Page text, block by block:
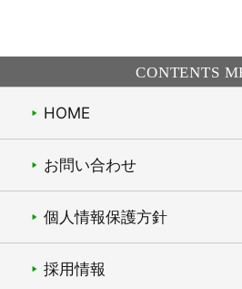
CONTENTS
HOME
お問い合わせ
個人情報保護方針
採用情報